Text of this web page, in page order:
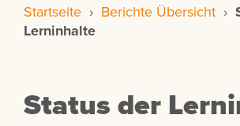
Startseite › Berichte Übersicht ›
Lerninhalte
Status der